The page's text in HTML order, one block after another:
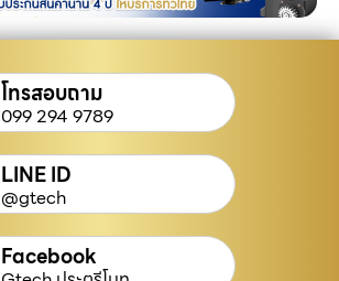
โทรสอบถาม
099 294 9789
LINE ID
@gtech
Facebook